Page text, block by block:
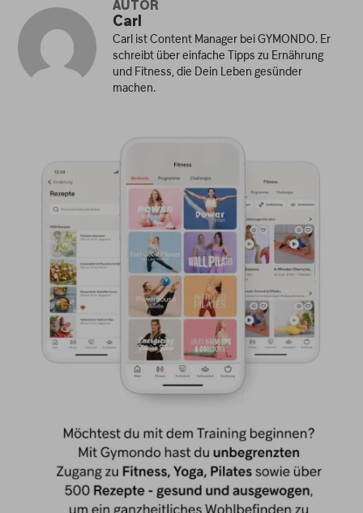
AUTOR
Carl
Carl ist Content Manager bei GYMONDO. Er
schreibt über einfache Tipps zu Ernährung
und Fitness, die Dein Leben gesünder
machen.